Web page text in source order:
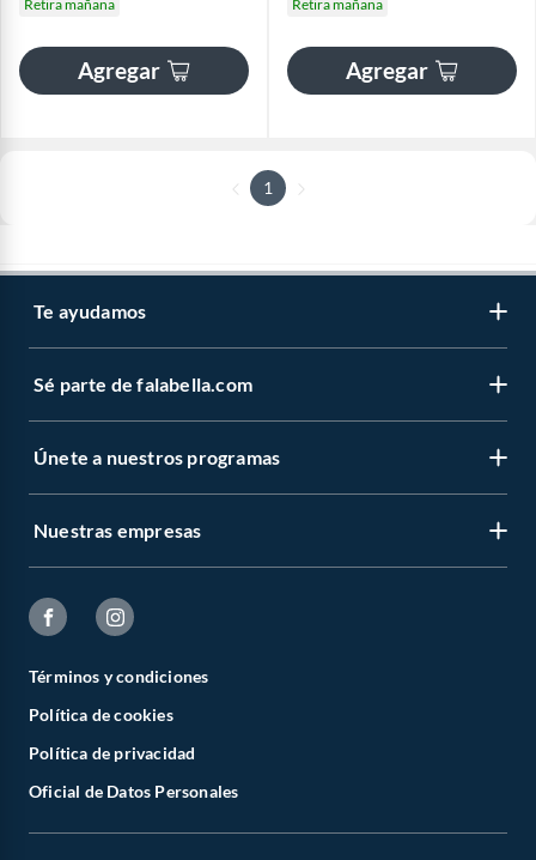
Retira mañana
Agregar
Retira mañana
Agregar
1
Te ayudamos
Sé parte de falabella.com
Únete a nuestros programas
Nuestras empresas
Términos y condiciones
Política de cookies
Política de privacidad
Oficial de Datos Personales